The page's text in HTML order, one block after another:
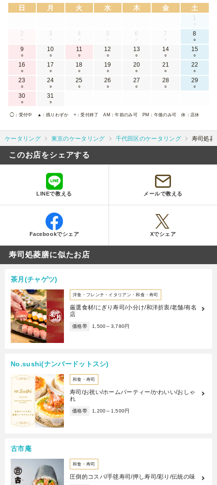
日 月 火 水 木 金 土
1
×
2
×
3
×
4
×
5
×
6
×
7
×
8
○
9
○
10
○
11
○
12
○
13
○
14
○
15
○
16
○
17
○
18
○
19
○
20
○
21
○
22
○
23
○
24
○
25
○
26
○
27
○
28
○
29
○
30
○
31
○
◯ ：受付中 ▲ ：残りわずか ×：受付終了 AM ：午前のみ可 PM ：午後のみ可 休 ：店休
ケータリング 東京のケータリング 千代田区のケータリング 寿司処菱
このお店をシェアする
LINEで教える メールで教える
Facebookでシェア Xでシェア
寿司処菱膳に似たお店
茶月(チャゲツ)
洋食・フレンチ・イタリアン・和食・寿司
厳選食材/にぎり寿司/小分け/和洋折衷/老舗/有名
店
価格帯 1,500～3,780円
No.sushi(ナンバードットスシ)
和食・寿司
寿司/お祝い/ホームパーティー/かわいい/おしゃ
れ
価格帯 1,200～1,500円
古市庵
和食・寿司
圧倒的コスパ/手毬寿司/押し寿司/彩り/伝統の味